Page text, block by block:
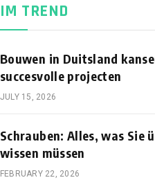
IM TREND
Bouwen in Duitsland
succesvolle projecten
JULY 15, 2026
Schrauben: Alles, was Sie
wissen müssen
FEBRUARY 22, 2026